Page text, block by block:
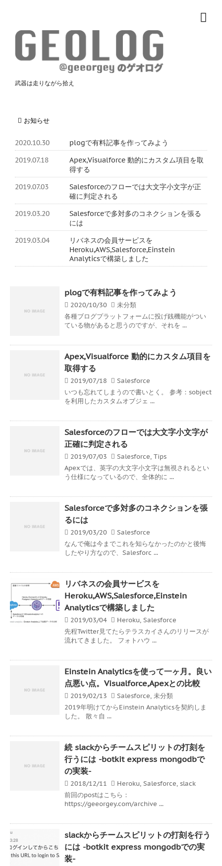
武器は走りながら拾え
お知らせ
2020.10.30
plogで有料記事を作ってみよう
2019.07.18
Apex,Visualforce 動的にカスタム項目を取
得する
2019.07.03
Salesforceのフローでは大文字小文字が正
確に判定される
2019.03.20
Salesforceで多対多のコネクションを張る
には
2019.03.04
リバネスの会員サービスを
Heroku,AWS,Salesforce,Einstein
Analyticsで構築しました
plogで有料記事を作ってみよう
2020/10/30
未分類
各種ブログプラットフォームに投げ銭機能がつい
ている物があると思うのですが、それを ...
Apex,Visualforce 動的にカスタム項目を
取得する
2019/07/18
Salesforce
いつも忘れてしまうので書いとく。 参考：sobject
を利用したカスタムオブジェ ...
Salesforceのフローでは大文字小文字が
正確に判定される
2019/07/03 Salesforce, Tips
Apexでは、英字の大文字小文字は無視されるとい
う仕様になっているので、全体的に ...
Salesforceで多対多のコネクションを張
るには
2019/03/20
Salesforce
なんで俺は今までこれを知らなかったのかと後悔
したやり方なので、Salesforc ...
リバネスの会員サービスを
Heroku,AWS,Salesforce,Einstein
Analyticsで構築しました
2019/03/04 Heroku, Salesforce
先程Twitter見てたらテラスカイさんのリリースが
流れてきました。 フォトハウ ...
Einstein Analyticsを使って一ヶ月。良い
点悪い点。Visualforce,Apexとの比較
2019/02/13 Salesforce, 未分類
2019年明けてからEinstein Analyticsを契約しま
した。 散々自 ...
続 slackからチームスピリットの打刻を
行うには -botkit express mongodbで
の実装-
2018/12/11 Heroku, Salesforce, slack
前回のpostはこちら：
https://geeorgey.com/archive ...
slackからチームスピリットの打刻を行う
には -botkit express mongodbでの実
装-